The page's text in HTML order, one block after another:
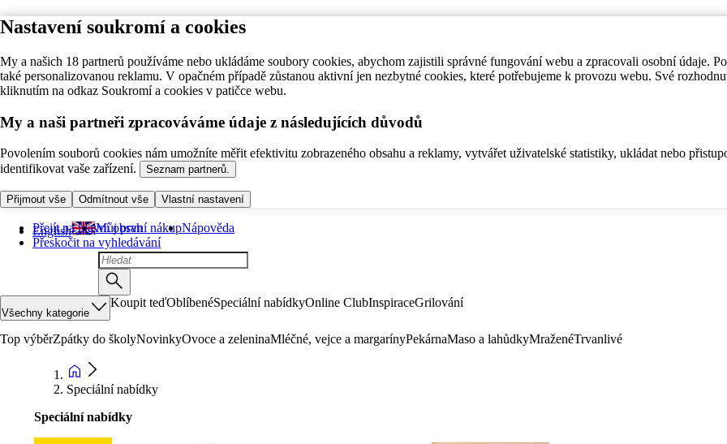
Nastavení soukromí a cookies
My a našich 18 partnerů používáme nebo ukládáme soubory cookies, abychom zajistili správné fungování webu a zpracovali osobní údaje.
také personalizovanou reklamu. V opačném případě zůstanou aktivní jen nezbytné cookies, které potřebujeme k provozu webu. Své
kliknutím na odkaz Soukromí a cookies v patičce webu.
My a naši partneři zpracováváme údaje z následujících důvodů
Povolením souborů cookies nám umožníte měřit efektivitu zobrazeného obsahu a reklamy, vytvářet uživatelské statistiky, ukládat nebo
identifikovat vaše zařízení.
Seznam partnerů.
Přijmout vše Odmítnout vše Vlastní nastavení
Přejít na hlavní obsah
Přeskočit na vyhledávání
English Můj první nákupNápověda
Všechny kategorie
Koupit teďOblíbenéSpeciální nabídkyOnline ClubInspiraceGrilování
Top výběrZpátky do školyNovinkyOvoce a zeleninaMléčné, vejce a margarínyPekárnaMaso a lahůdkyMraženéTrvanlivé
Speciální nabídky
Speciální nabídky